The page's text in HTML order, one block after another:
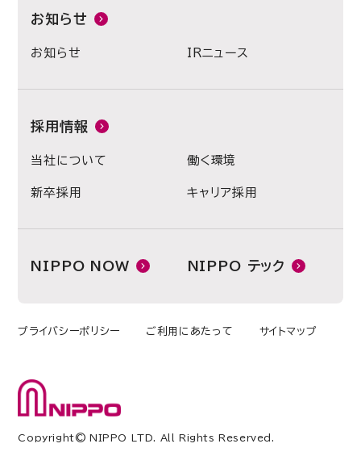
お知らせ
お知らせ IRニュース
採用情報
当社について 働く環境
新卒採用 キャリア採用
NIPPO NOW NIPPO テック
プライバシーポリシー ご利用にあたって サイトマップ
Copyright© NIPPO LTD. All Rights Reserved.